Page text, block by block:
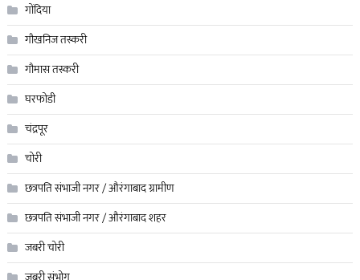
गोंदिया
गौखनिज तस्करी
गौमास तस्करी
घरफोडी
चंद्रपूर
चोरी
छत्रपति संभाजी नगर / औरंगाबाद ग्रामीण
छत्रपति संभाजी नगर / औरंगाबाद शहर
जबरी चोरी